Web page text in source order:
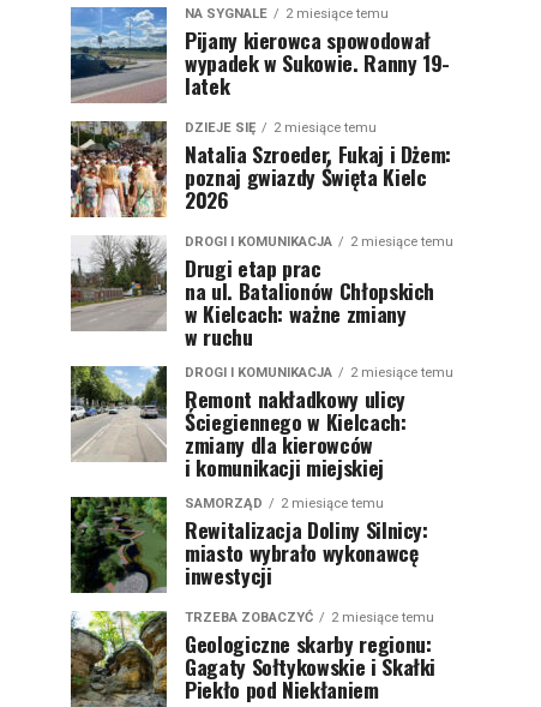
NA SYGNALE 2 miesiące temu
Pijany kierowca spowodował
wypadek w Sukowie. Ranny 19-
latek
DZIEJE SIĘ 2 miesiące temu
Natalia Szroeder, Fukaj i Dżem:
poznaj gwiazdy Święta Kielc
2026
DROGI I KOMUNIKACJA 2 miesiące temu
Drugi etap prac
na ul. Batalionów Chłopskich
w Kielcach: ważne zmiany
w ruchu
DROGI I KOMUNIKACJA 2 miesiące temu
Remont nakładkowy ulicy
Ściegiennego w Kielcach:
zmiany dla kierowców
i komunikacji miejskiej
SAMORZĄD 2 miesiące temu
Rewitalizacja Doliny Silnicy:
miasto wybrało wykonawcę
inwestycji
TRZEBA ZOBACZYĆ 2 miesiące temu
Geologiczne skarby regionu:
Gagaty Sołtykowskie i Skałki
Piekło pod Niekłaniem